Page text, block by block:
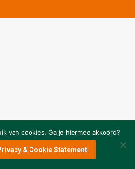
van cookies. Ga je hiermee akkoord?
& Cookie Statement